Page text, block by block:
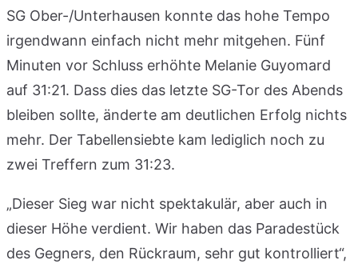
SG Ober-/Unterhausen konnte das hohe Tempo
irgendwann einfach nicht mehr mitgehen. Fünf
Minuten vor Schluss erhöhte Melanie Guyomard
auf 31:21. Dass dies das letzte SG-Tor des Abends
bleiben sollte, änderte am deutlichen Erfolg nichts
mehr. Der Tabellensiebte kam lediglich noch zu
zwei Treffern zum 31:23.
„Dieser Sieg war nicht spektakulär, aber auch in
dieser Höhe verdient. Wir haben das Paradestück
des Gegners, den Rückraum, sehr gut kontrolliert“,